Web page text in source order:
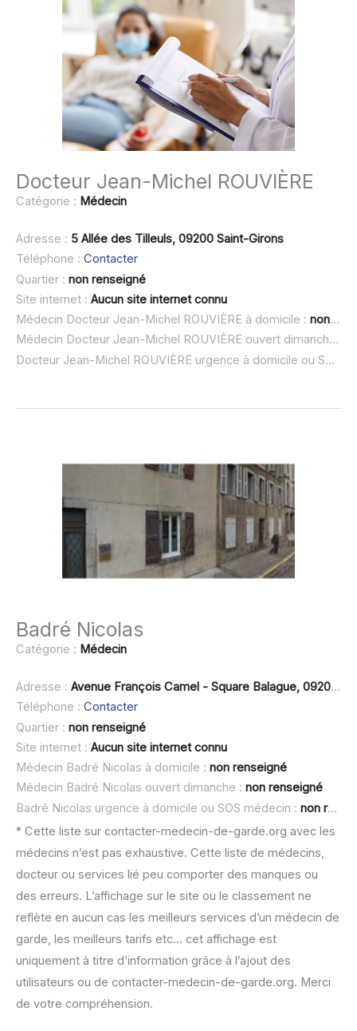
Docteur Jean-Michel ROUVIÈRE
Catégorie : Médecin
Adresse : 5 Allée des Tilleuls, 09200 Saint-Girons
Téléphone : Contacter
Quartier : non renseigné
Site internet : Aucun site internet connu
Médecin Docteur Jean-Michel ROUVIÈRE à domicile : non renseigné
Médecin Docteur Jean-Michel ROUVIÈRE ouvert dimanche :
Docteur Jean-Michel ROUVIÈRE urgence à domicile ou SOS médecin :
Badré Nicolas
Catégorie : Médecin
Adresse : Avenue François Camel - Square Balague, 09200 Saint-Girons
Téléphone : Contacter
Quartier : non renseigné
Site internet : Aucun site internet connu
Médecin Badré Nicolas à domicile : non renseigné
Médecin Badré Nicolas ouvert dimanche : non renseigné
Badré Nicolas urgence à domicile ou SOS médecin : non renseigné
* Cette liste sur contacter-medecin-de-garde.org avec les
médecins n’est pas exhaustive. Cette liste de médecins,
docteur ou services lié peu comporter des manques ou
des erreurs. L’affichage sur le site ou le classement ne
reflète en aucun cas les meilleurs services d’un médecin de
garde, les meilleurs tarifs etc… cet affichage est
uniquement à titre d’information grâce à l’ajout des
utilisateurs ou de contacter-medecin-de-garde.org. Merci
de votre compréhension.